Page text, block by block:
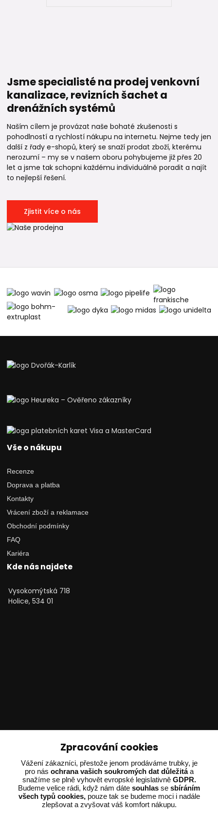
Jsme specialisté na prodej venkovní
kanalizace, revizních šachet a
drenážních systémů
Naším cílem je provázat naše bohaté zkušenosti s
pohodlností a rychlostí nákupu na internetu. Nejme tedy jen
další z řady e-shopů, který se snaží prodat zboží, kterému
nerozumí – my se v našem oboru pohybujeme již přes 20
let a jsme tak schopni každému individuálně poradit a najít
to nejlepší řešení.
Zjistit více o nás
Vše o nákupu
Recenze
Doprava a platba
Kontakty
Vrácení zboží a reklamace
Obchodní podmínky
FAQ
Kariéra
Kde nás najdete
Vysokomýtská 718
Holice, 534 01
Ing. Adam Dvořák
+420 602 234 254
(Po-Pá 8:00 - 15:00)
potrebujiporadit@dvorak-karlik.cz
Zpracování cookies
Vážení zákazníci, přestože jenom prodáváme trubky, je
pro nás ochrana vašich soukromých dat důležitáa
snažíme se plně vyhovět evropské legislativně GDPR.
Budeme velice rádi, když nám dáte souhlas se sbíráním
všech typů cookies,pouze tak se budeme moci i nadále
zlepšovat a zvyšovat váš komfort nákupu.